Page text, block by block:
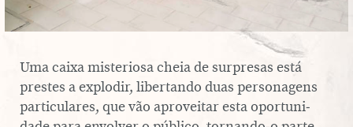
Uma caixa mis­te­ri­osa cheia de sur­pre­sas está
prestes a explodir, li­ber­tando duas per­so­na­gens
par­ti­cu­la­res, que vão apro­vei­tar esta opor­tu­ni­